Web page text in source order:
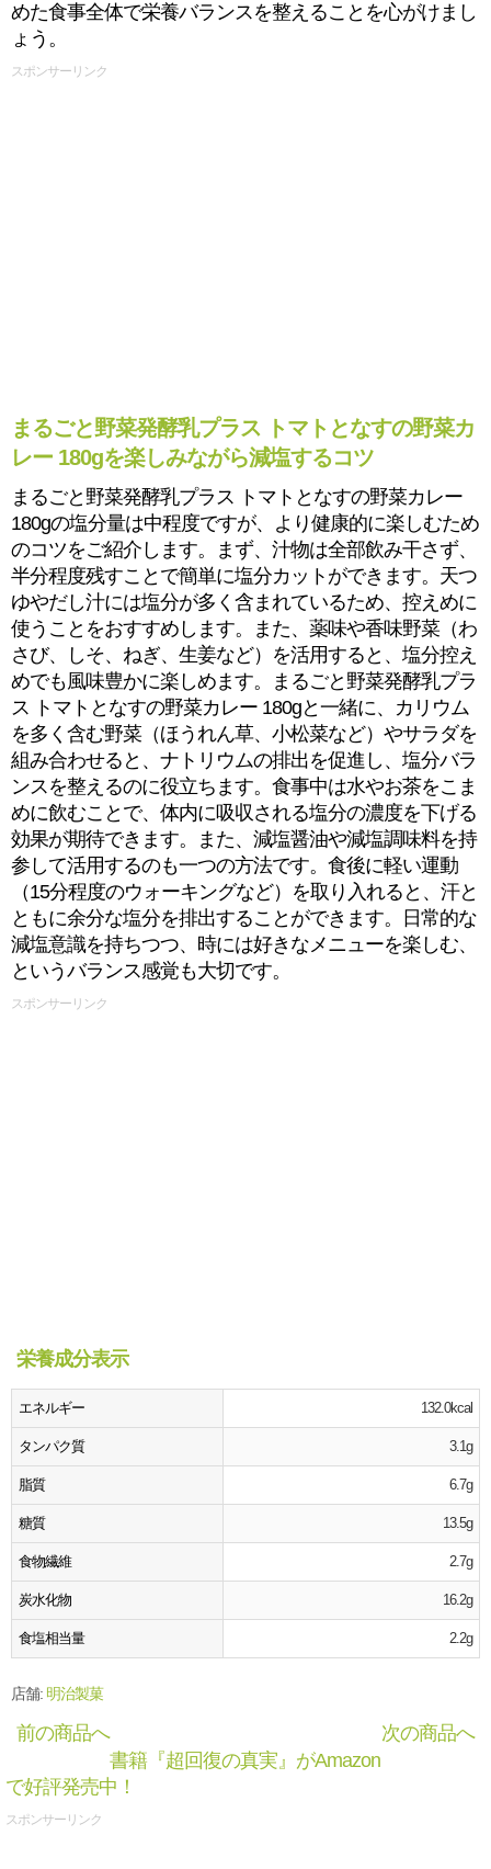
めた食事全体で栄養バランスを整えることを心がけまし
ょう。
スポンサーリンク
まるごと野菜発酵乳プラス トマトとなすの野菜カ
レー 180gを楽しみながら減塩するコツ
まるごと野菜発酵乳プラス トマトとなすの野菜カレー
180gの塩分量は中程度ですが、より健康的に楽しむため
のコツをご紹介します。まず、汁物は全部飲み干さず、
半分程度残すことで簡単に塩分カットができます。天つ
ゆやだし汁には塩分が多く含まれているため、控えめに
使うことをおすすめします。また、薬味や香味野菜（わ
さび、しそ、ねぎ、生姜など）を活用すると、塩分控え
めでも風味豊かに楽しめます。まるごと野菜発酵乳プラ
ス トマトとなすの野菜カレー 180gと一緒に、カリウム
を多く含む野菜（ほうれん草、小松菜など）やサラダを
組み合わせると、ナトリウムの排出を促進し、塩分バラ
ンスを整えるのに役立ちます。食事中は水やお茶をこま
めに飲むことで、体内に吸収される塩分の濃度を下げる
効果が期待できます。また、減塩醤油や減塩調味料を持
参して活用するのも一つの方法です。食後に軽い運動
（15分程度のウォーキングなど）を取り入れると、汗と
ともに余分な塩分を排出することができます。日常的な
減塩意識を持ちつつ、時には好きなメニューを楽しむ、
というバランス感覚も大切です。
スポンサーリンク
栄養成分表示
エネルギー 132.0kcal
タンパク質 3.1g
脂質 6.7g
糖質 13.5g
食物繊維 2.7g
炭水化物 16.2g
食塩相当量 2.2g
店舗: 明治製菓
前の商品へ
次の商品へ
書籍『超回復の真実』がAmazon
で好評発売中！
スポンサーリンク